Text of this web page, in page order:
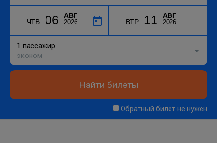
ЧТВ 06 АВГ
2026 ВТР 11 АВГ
2026
1 пассажир
эконом
Найти билеты
Обратный билет не нужен